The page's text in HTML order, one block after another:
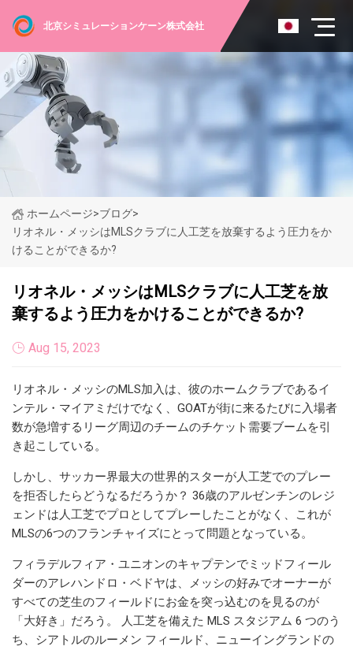
北京シミュレーションケーン株式会社
ホームページ>ブログ>
リオネル・メッシはMLSクラブに人工芝を放棄するよう圧力をか
けることができるか?
リオネル・メッシはMLSクラブに人工芝を放
棄するよう圧力をかけることができるか?
Aug 15, 2023
リオネル・メッシのMLS加入は、彼のホームクラブであるイ
ンテル・マイアミだけでなく、GOATが街に来るたびに入場者
数が急増するリーグ周辺のチームのチケット需要ブームを引
き起こしている。
しかし、サッカー界最大の世界的スターが人工芝でのプレー
を拒否したらどうなるだろうか？ 36歳のアルゼンチンのレジ
ェンドは人工芝でプロとしてプレーしたことがなく、これが
MLSの6つのフランチャイズにとって問題となっている。
フィラデルフィア・ユニオンのキャプテンでミッドフィール
ダーのアレハンドロ・ベドヤは、メッシの好みでオーナーが
すべての芝生のフィールドにお金を突っ込むのを見るのが
「大好き」だろう。 人工芝を備えた MLS スタジアム 6 つのう
ち、シアトルのルーメン フィールド、ニューイングランドの